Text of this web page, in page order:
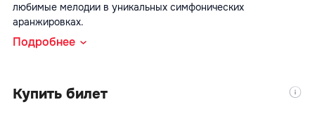
любимые мелодии в уникальных симфонических
аранжировках.
Подробнее
Купить билет